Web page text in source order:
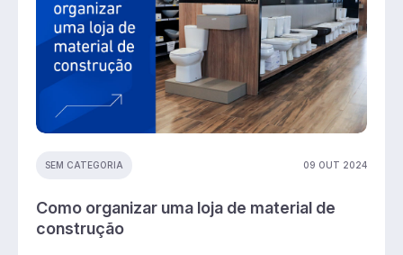
SEM CATEGORIA 09 OUT 2024
Como organizar uma loja de material de
construção